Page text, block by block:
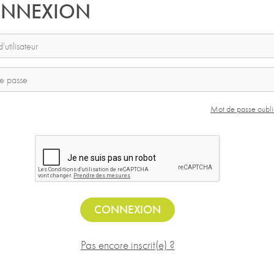
Mot de passe
CONNEXION
Pas encore inscrit(e) ?